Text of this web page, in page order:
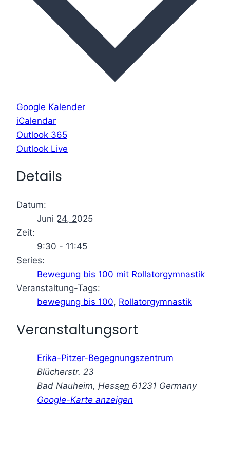
Google Kalender
iCalendar
Outlook 365
Outlook Live
Details
Datum:
Juni 24, 2025
Zeit:
9:30 - 11:45
Series:
Bewegung bis 100 mit Rollatorgymnastik
Veranstaltung-Tags:
bewegung bis 100, Rollatorgymnastik
Veranstaltungsort
Erika-Pitzer-Begegnungszentrum
Blücherstr. 23
Bad Nauheim, Hessen 61231 Germany
Google-Karte anzeigen